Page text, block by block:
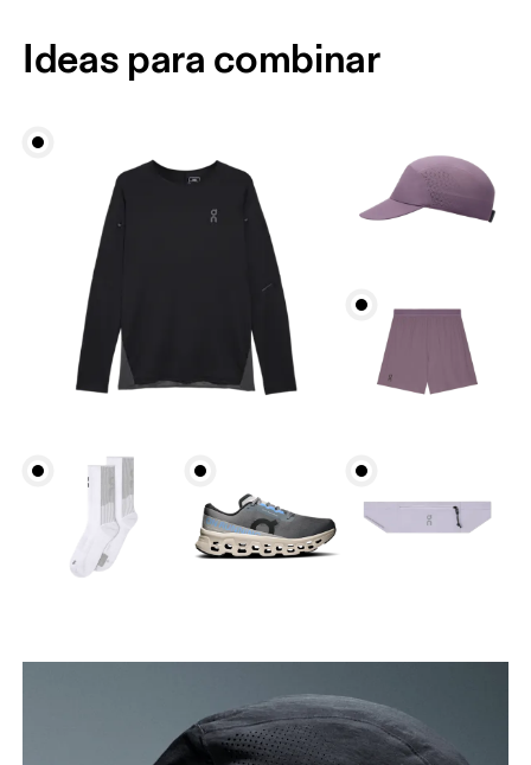
Contorno de la cabeza
Mide con la cinta métrica rodeando tu cabeza a la
Ideas para combinar